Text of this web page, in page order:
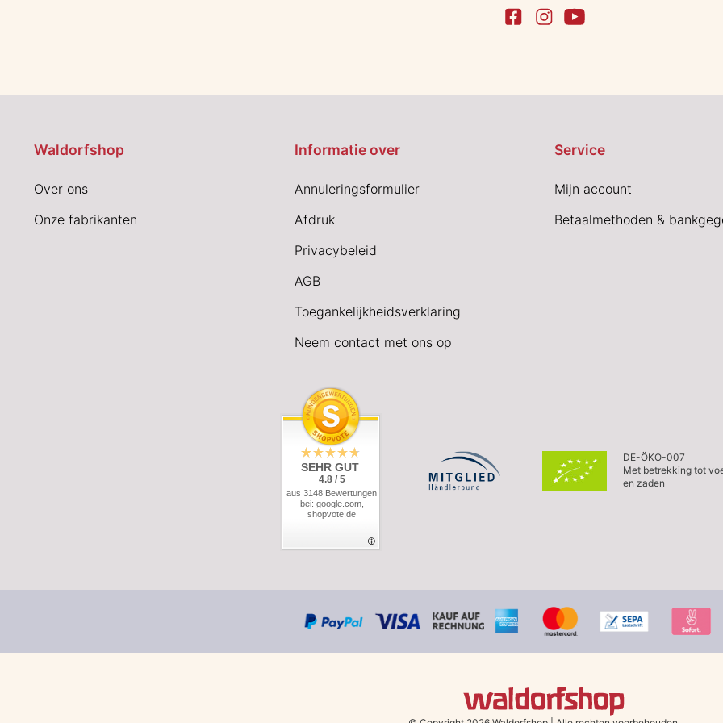
Waldorfshop
Over ons
Onze fabrikanten
Informatie over
Annuleringsformulier
Afdruk
Privacybeleid
AGB
Toegankelijkheidsverklaring
Neem contact met ons op
Service
Mijn account
Betaalmethoden &
SEHR GUT
4.8 / 5
aus 3148 Bewertungen
bei: google.com,
shopvote.de
DE-ÖKO-007
Met betrekking tot
en zaden